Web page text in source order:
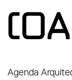
Agenda